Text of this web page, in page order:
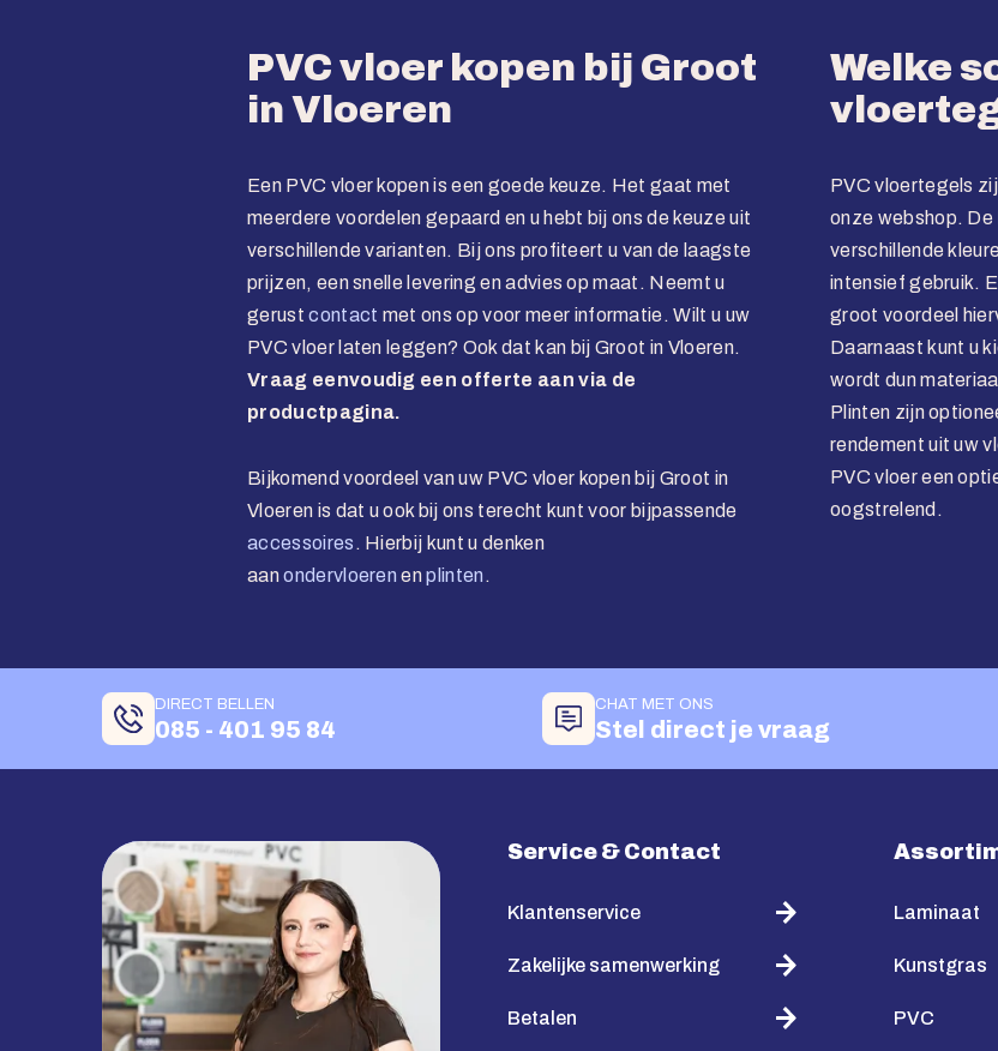
PVC vloer kopen bij Groot
in Vloeren
Een PVC vloer kopen is een goede keuze. Het gaat met
meerdere voordelen gepaard en u hebt bij ons de keuze uit
verschillende varianten. Bij ons profiteert u van de laagste
prijzen, een snelle levering en advies op maat. Neemt u
gerustcontact met ons op voor meer informatie. Wilt u uw
PVC vloer laten leggen? Ook dat kan bij Groot in Vloeren.
Vraag eenvoudig een offerte aan via de
productpagina.
Bijkomend voordeel van uw PVC vloer kopen bij Groot in
Vloeren is dat u ook bij ons terecht kunt voor bijpassende
accessoires . Hierbij kunt u denken
aanondervloeren enplinten .
Welke
PVC vloertegels
onze webshop. De
verschillende
intensief gebruik.
groot voordeel
Daarnaast kunt u
wordt dun
Plinten zijn
rendement uit uw
PVC vloer een
oogstrelend.
DIRECT BELLEN
085 - 401 95 84
CHAT MET ONS
Stel direct je vraag
Service & Contact
Klantenservice
Zakelijke samenwerking
Betalen
Laminaat
Kunstgras
PVC